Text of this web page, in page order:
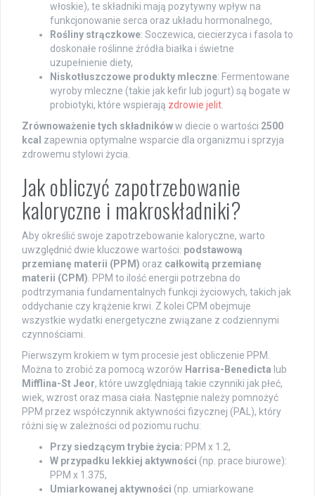
włoskie), te składniki mają pozytywny wpływ na
funkcjonowanie serca oraz układu hormonalnego,
Rośliny strączkowe: Soczewica, ciecierzyca i fasola to
doskonałe roślinne źródła białka i świetne
uzupełnienie diety,
Niskotłuszczowe produkty mleczne: Fermentowane
wyroby mleczne (takie jak kefir lub jogurt) są bogate w
probiotyki, które wspierają zdrowie jelit.
Zrównoważenie tych składnikóww diecie o wartości 2500
kcal zapewnia optymalne wsparcie dla organizmu i sprzyja
zdrowemu stylowi życia.
Jak obliczyć zapotrzebowanie
kaloryczne i makroskładniki?
Aby określić swoje zapotrzebowanie kaloryczne, warto
uwzględnić dwie kluczowe wartości: podstawową
przemianę materii (PPM) oraz całkowitą przemianę
materii (CPM). PPM to ilość energii potrzebna do
podtrzymania fundamentalnych funkcji życiowych, takich jak
oddychanie czy krążenie krwi. Z kolei CPM obejmuje
wszystkie wydatki energetyczne związane z codziennymi
czynnościami.
Pierwszym krokiem w tym procesie jest obliczenie PPM.
Można to zrobić za pomocą wzorów Harrisa-Benedicta lub
Mifflina-St Jeor, które uwzględniają takie czynniki jak płeć,
wiek, wzrost oraz masa ciała. Następnie należy pomnożyć
PPM przez współczynnik aktywności fizycznej (PAL), który
różni się w zależności od poziomu ruchu:
Przy siedzącym trybie życia: PPM x 1.2,
W przypadku lekkiej aktywności (np. prace biurowe):
PPM x 1.375,
Umiarkowanej aktywności (np. umiarkowane